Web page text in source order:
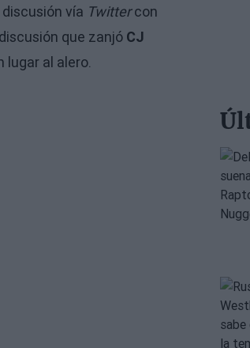
vía Twittercon
que zanjó CJ
lugar al alero.